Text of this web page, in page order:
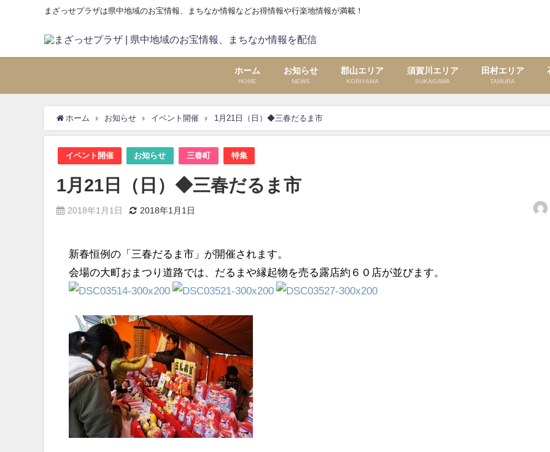
まざっせプラザは県中地域のお宝情報、まちなか情報などお得情報や行楽地情報が満載！
ホーム
HOME
お知らせ
NEWS
郡山エリア
KORIYAMA
須賀川エリア
SUKAGAWA
田村エリア
TAMURA
ホーム お知らせ イベント開催 1月21日（日）◆三春だるま市
イベント開催 お知らせ 三春町 特集
1月21日（日）◆三春だるま市
2018年1月1日 2018年1月1日
新春恒例の「三春だるま市」が開催されます。
会場の大町おまつり道路では、だるまや縁起物を売る露店約６０店が並びます。